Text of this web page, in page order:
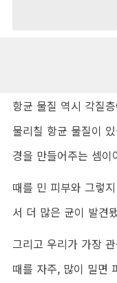
항균 물질 역시 각질
물리칠 항균 물질이
경을 만들어주는 셈이
때를 민 피부와 그렇
서 더 많은 균이 발견
그리고 우리가 가장
때를 자주, 많이 밀면